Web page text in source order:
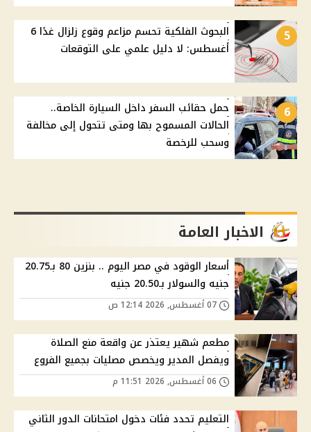
5
البحوث الفلكية تحسم مزاعم وقوع زلزال غدًا 6
أغسطس: لا دليل علمي على التوقعات
6
حمل حقائب السفر داخل السيارة الخاصة..
الحالات المسموح بها ومتى تتحول إلى مخالفة
وسحب للرخصة
الاخبار العامة
أسعار الوقود في مصر اليوم .. بنزين 80 بـ20.75
جنيه والسولار بـ20.50 جنيه
مطعم شهير يعتذر عن واقعة منع الصلاة
ويفصل المدير ويخصص مصليات بجميع الفروع
التعليم تحدد فئات دخول امتحانات الدور الثاني